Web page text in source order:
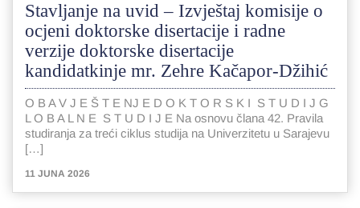
Stavljanje na uvid – Izvještaj komisije o
ocjeni doktorske disertacije i radne
verzije doktorske disertacije
kandidatkinje mr. Zehre Kačapor-Džihić
O B A V J E Š T E NJ E D O K T O R S K I S T U D I J G
L O B A L N E S T U D I J E Na osnovu člana 42. Pravila
studiranja za treći ciklus studija na Univerzitetu u Sarajevu
[…]
11 JUNA 2026